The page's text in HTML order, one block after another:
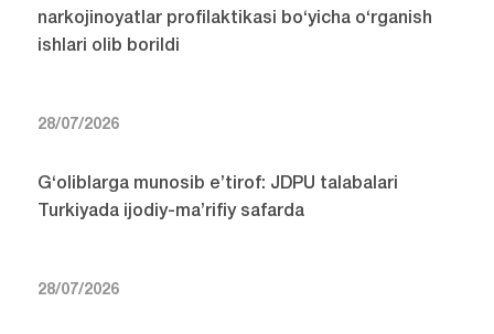
narkojinoyatlar profilaktikasi bo‘yicha o‘rganish
ishlari olib borildi
28/07/2026
G‘oliblarga munosib e’tirof: JDPU talabalari
Turkiyada ijodiy-ma’rifiy safarda
28/07/2026